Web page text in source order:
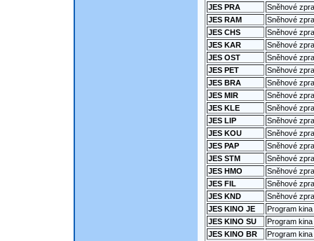
JES PRA
Sněhové
JES RAM
Sněhové
JES CHS
Sněhové
JES KAR
Sněhové
JES OST
Sněhové
JES PET
Sněhové
JES BRA
Sněhové
JES MIR
Sněhové
JES KLE
Sněhové
JES LIP
Sněhové
JES KOU
Sněhové
JES PAP
Sněhové
JES STM
Sněhové
JES HMO
Sněhové
JES FIL
Sněhové
JES KND
Sněhové
JES KINO JE
Program
JES KINO SU
Program
JES KINO BR
Program